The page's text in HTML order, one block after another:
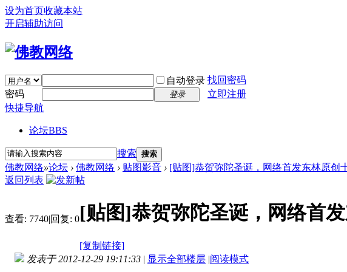
设为首页收藏本站
开启辅助访问
自动登录 找回密码
密码
登录
立即注册
快捷导航
论坛BBS
搜索 搜索
佛教网络»论坛 › 佛教网络 › 贴图影音 › [贴图]恭贺弥陀圣诞，网络首发东林原创
返回列表
查看: 7740|回复: 0[贴图]恭贺弥陀圣诞，网络首
[复制链接]
发表于 2012-12-29 19:11:33 | 显示全部楼层 |阅读模式